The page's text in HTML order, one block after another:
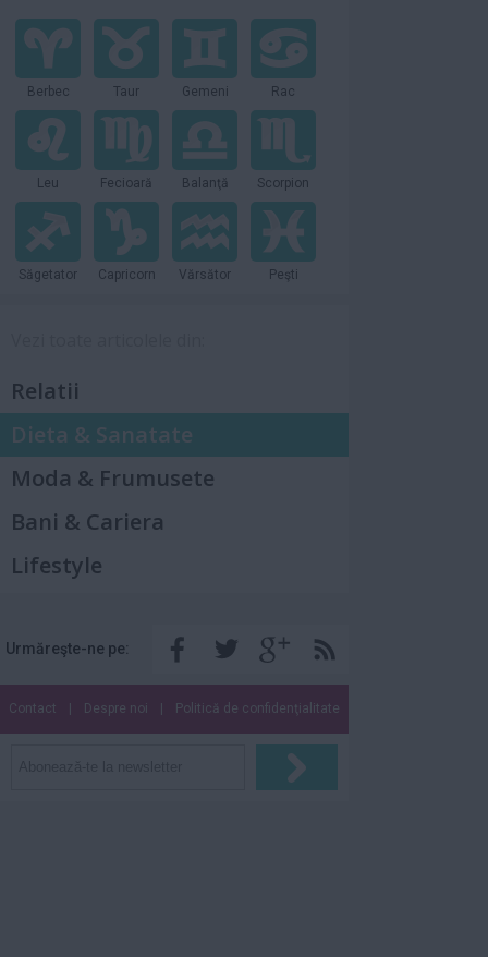
Berbec Taur Gemeni Rac
Leu Fecioară Balanţă Scorpion
Săgetator Capricorn Vărsător Peşti
Relatii
Dieta & Sanatate
Moda & Frumusete
Bani & Cariera
Lifestyle
Urmăreşte-ne pe:
Contact | Despre noi | Politică de confidenţialitate